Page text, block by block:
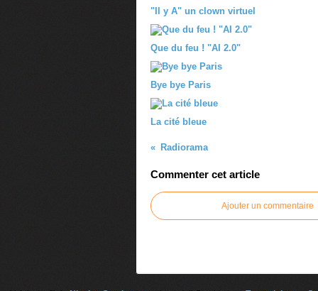
"Il y A" un clown virtuel
Que du feu ! "AI 2.0"
Bye bye Paris
La cité bleue
Radiorama
Commenter cet article
Ajouter un commentaire